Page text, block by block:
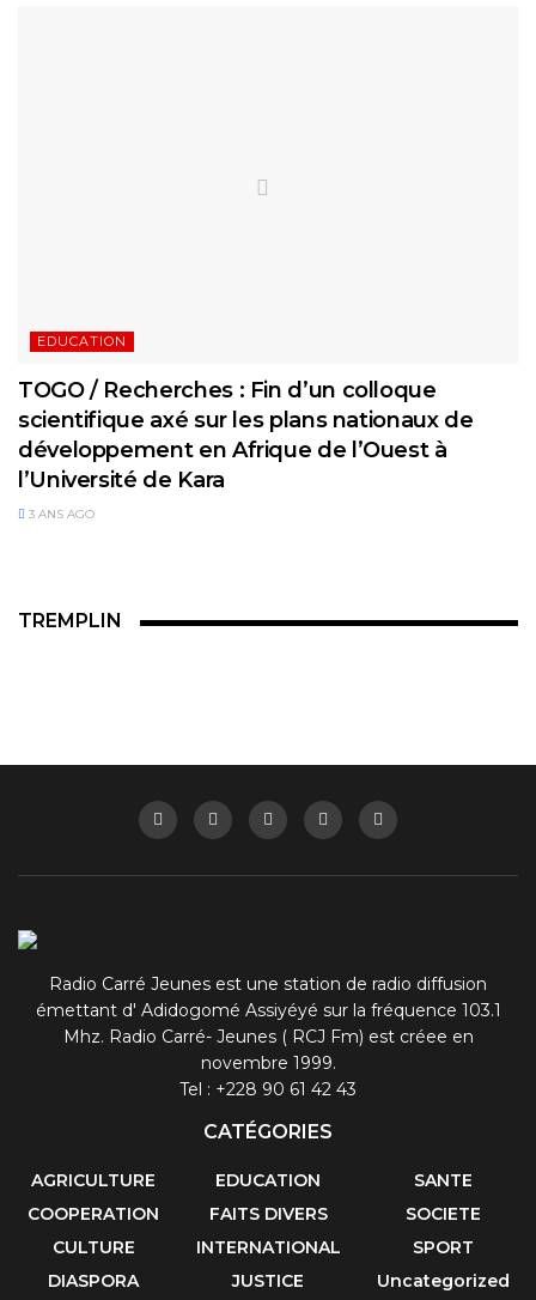
EDUCATION
TOGO / Recherches : Fin d’un colloque
scientifique axé sur les plans nationaux de
développement en Afrique de l’Ouest à
l’Université de Kara
3 ANS AGO
TREMPLIN
Radio Carré Jeunes est une station de radio diffusion
émettant d' Adidogomé Assiyéyé sur la fréquence 103.1
Mhz. Radio Carré- Jeunes ( RCJ Fm) est créee en
novembre 1999.
Tel : +228 90 61 42 43
CATÉGORIES
AGRICULTURE
COOPERATION
CULTURE
DIASPORA
EDUCATION
FAITS DIVERS
INTERNATIONAL
JUSTICE
SANTE
SOCIETE
SPORT
Uncategorized